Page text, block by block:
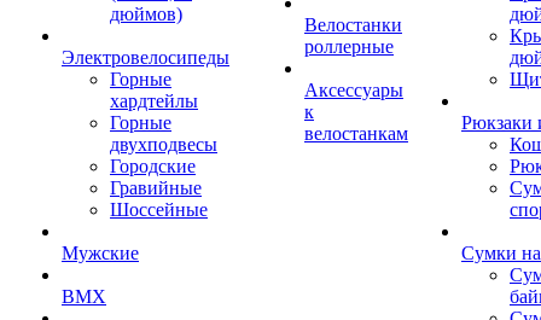
дюймов)
Электровелосипеды
Горные
хардтейлы
Горные
двухподвесы
Городские
Гравийные
Шоссейные
Мужские
BMX
Велостанки
роллерные
Аксессуары
к
велостанкам
Рюкзаки
Сумки